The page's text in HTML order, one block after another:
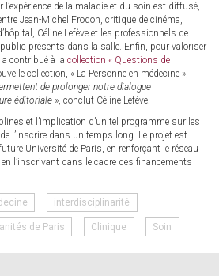
de la maladie et du soin est diffusé,
Jean-Michel Frodon, critique de cinéma,
Céline Lefève et les professionnels de
présents dans la salle. Enfin, pour valoriser
contribué à la collection « Questions de
collection, « La Personne en médecine »,
de prolonger notre dialogue
éditoriale », conclut Céline Lefève.
et l’implication d’un tel programme sur les
l’inscrire dans un temps long. Le projet est
Université de Paris, en renforçant le réseau
l’inscrivant dans le cadre des financements
interdisciplinarité
de Paris Clinique Soin